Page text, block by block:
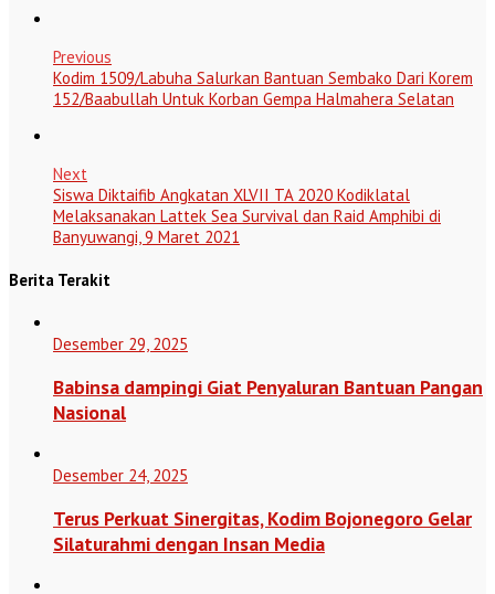
Previous
Kodim 1509/Labuha Salurkan Bantuan Sembako Dari Korem
152/Baabullah Untuk Korban Gempa Halmahera Selatan
Next
Siswa Diktaifib Angkatan XLVII TA 2020 Kodiklatal
Melaksanakan Lattek Sea Survival dan Raid Amphibi di
Banyuwangi, 9 Maret 2021
Berita Terakit
Desember 29, 2025
Babinsa dampingi Giat Penyaluran Bantuan Pangan
Nasional
Desember 24, 2025
Terus Perkuat Sinergitas, Kodim Bojonegoro Gelar
Silaturahmi dengan Insan Media